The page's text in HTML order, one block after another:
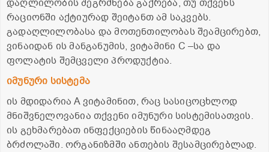
დაღლილობის შეგრძნება გაქრება, თუ თქვენს
რაციონში აქტიურად შეიტანთ ამ საკვებს.
გადაღლილობასა და მოთენთილობას შეამცირებთ,
ვინაიდან ის მანგანუმის, ვიტამინი C –სა და
ფოლატის შემცველი პროდუქტია.
იმუნური სისტემა
ის მდიდარია A ვიტამინით, რაც სასიცოცხლოდ
მნიშვნელოვანია თქვენი იმუნური სისტემისათვის.
ის გეხმარებათ ინფექციების წინააღმდეგ
ბრძოლაში. ორგანიზმში ანთების შესამცირებლად.